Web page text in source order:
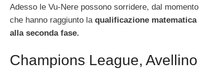
Adesso le Vu-Nere possono sorridere, dal momento
che hanno raggiunto la qualificazione matematica
alla seconda fase.
Champions League, Avellino